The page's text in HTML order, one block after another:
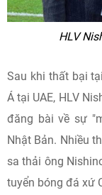
HLV
Sau khi thất bại
Á tại UAE, HLV
đăng bài về sự
Nhật Bản. Nhiều
sa thải ông
tuyển bóng đá xứ